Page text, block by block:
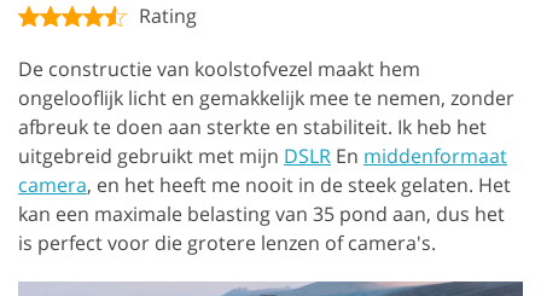
Rating
De constructie van koolstofvezel maakt hem
ongelooflijk licht en gemakkelijk mee te nemen, zonder
afbreuk te doen aan sterkte en stabiliteit. Ik heb het
uitgebreid gebruikt met mijn DSLR En middenformaat
camera, en het heeft me nooit in de steek gelaten. Het
kan een maximale belasting van 35 pond aan, dus het
is perfect voor die grotere lenzen of camera's.